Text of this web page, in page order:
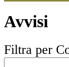
Avvisi
Filtra per